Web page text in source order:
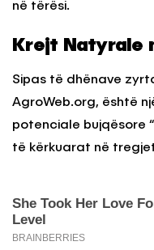
në tërësi.
Krejt Natyrale
Sipas të dhënave
AgroWeb.org, është
potenciale bujqësore
të kërkuarat në